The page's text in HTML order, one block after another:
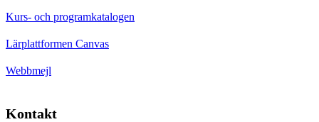
Kurs- och programkatalogen
Lärplattformen Canvas
Webbmejl
Kontakt